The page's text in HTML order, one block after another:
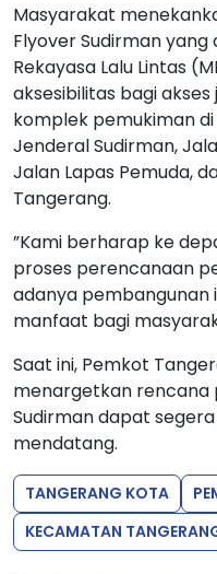
Masyarakat
Flyover Sudirman
Rekayasa Lalu Lintas
aksesibilitas bagi
komplek pemukiman
Jenderal Sudirman,
Jalan Lapas Pemuda,
Tangerang.
”Kami berharap ke
proses perencanaan
adanya pembangunan
manfaat bagi
Saat ini, Pemkot
menargetkan rencana
Sudirman dapat
mendatang.
TANGERANG KOTA
KECAMATAN